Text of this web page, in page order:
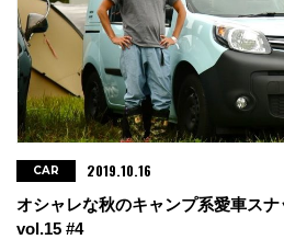
オシャレな秋のキャンプ系愛車ス
vol.15 #4
CAR 2019.10.16